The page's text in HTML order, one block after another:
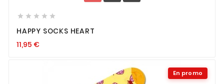
    
HAPPY SOCKS HEART
11,95 €
En promo